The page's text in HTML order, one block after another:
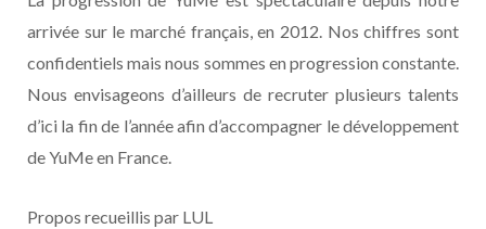
arrivée sur le marché français, en 2012. Nos chiffres sont
confidentiels mais nous sommes en progression constante.
Nous envisageons d’ailleurs de recruter plusieurs talents
d’ici la fin de l’année afin d’accompagner le développement
de YuMe en France.
Propos recueillis par LUL